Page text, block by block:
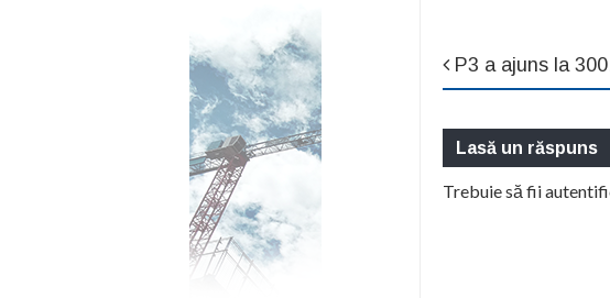
P3 a ajuns la
Lasă un răspuns
Trebuie să fii